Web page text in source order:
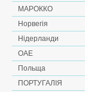
МАРОККО
Норвегія
Нідерланди
ОАЕ
Польща
ПОРТУГАЛІЯ